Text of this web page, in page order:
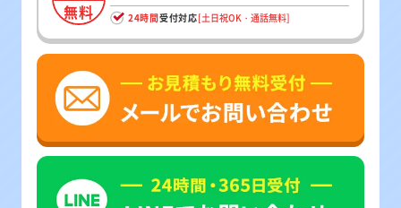
無料 24時間受付対応[土日祝OK・通話無料]